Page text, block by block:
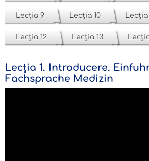
Lecția 9 Lecția 10 Lecția
Lecția 12 Lecția 13
Lecția 1. Introducere.
Fachsprache Medizin